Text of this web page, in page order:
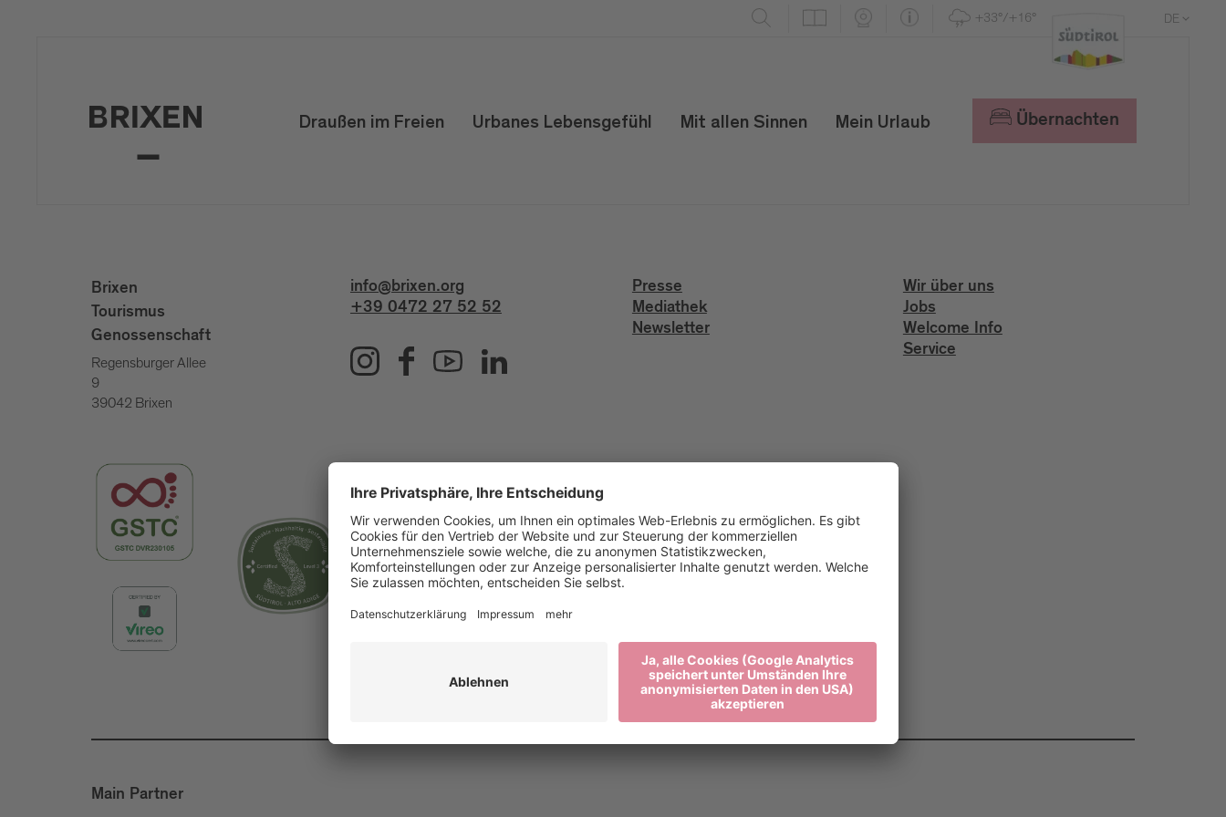
+33°/+16° DE
Draußen im Freien Urbanes Lebensgefühl Mit allen Sinnen Mein Urlaub Übernachten
Brixen
Tourismus
Genossenschaft
Regensburger Allee
9
39042 Brixen
info@brixen.org
+39 0472 27 52 52
Presse
Mediathek
Newsletter
Wir über uns
Jobs
Welcome Info
Service
Main Partner